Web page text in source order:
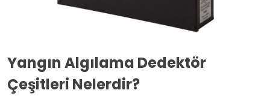
Yangın Algılama Dedektör
Çeşitleri Nelerdir?